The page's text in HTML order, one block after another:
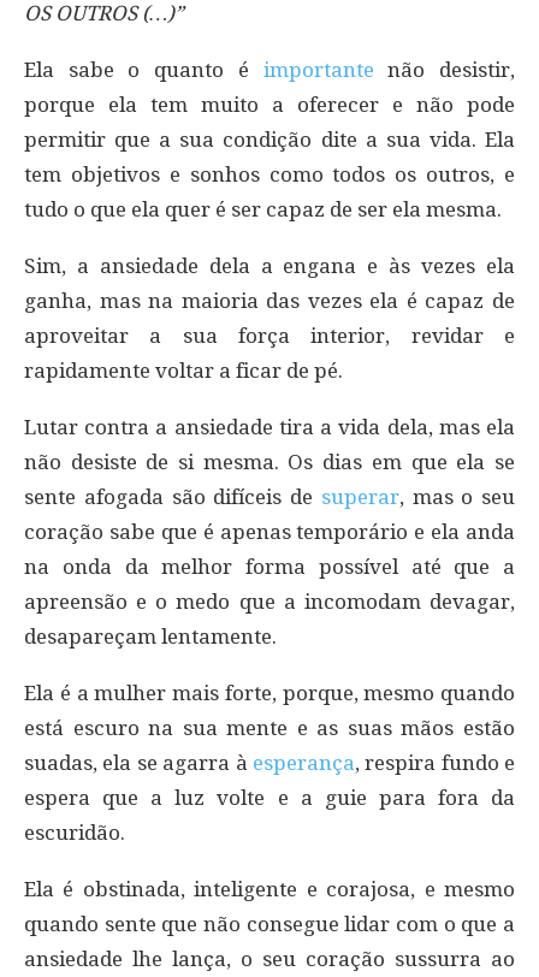
OS OUTROS (…)”
Ela sabe o quanto é importante não desistir,
porque ela tem muito a oferecer e não pode
permitir que a sua condição dite a sua vida. Ela
tem objetivos e sonhos como todos os outros, e
tudo o que ela quer é ser capaz de ser ela mesma.
Sim, a ansiedade dela a engana e às vezes ela
ganha, mas na maioria das vezes ela é capaz de
aproveitar a sua força interior, revidar e
rapidamente voltar a ficar de pé.
Lutar contra a ansiedade tira a vida dela, mas ela
não desiste de si mesma. Os dias em que ela se
sente afogada são difíceis de superar, mas o seu
coração sabe que é apenas temporário e ela anda
na onda da melhor forma possível até que a
apreensão e o medo que a incomodam devagar,
desapareçam lentamente.
Ela é a mulher mais forte, porque, mesmo quando
está escuro na sua mente e as suas mãos estão
suadas, ela se agarra à esperança, respira fundo e
espera que a luz volte e a guie para fora da
escuridão.
Ela é obstinada, inteligente e corajosa, e mesmo
quando sente que não consegue lidar com o que a
ansiedade lhe lança, o seu coração sussurra ao